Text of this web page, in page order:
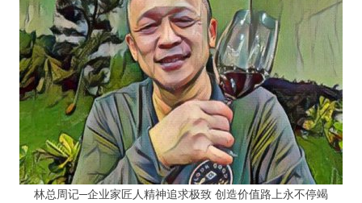
林总周记─企业家匠人精神追求极致 创造价值路上永不停竭